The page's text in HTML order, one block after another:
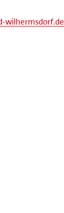
wilhermsdorf.de